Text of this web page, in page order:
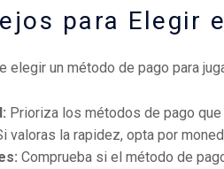
para Elegir
elegir un método de pago para
Prioriza los métodos de pago
valoras la rapidez, opta por
Comprueba si el método de